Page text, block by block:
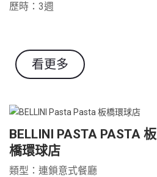
歷時：3週
看更多
BELLINI PASTA PASTA 板
橋環球店
類型：連鎖意式餐廳